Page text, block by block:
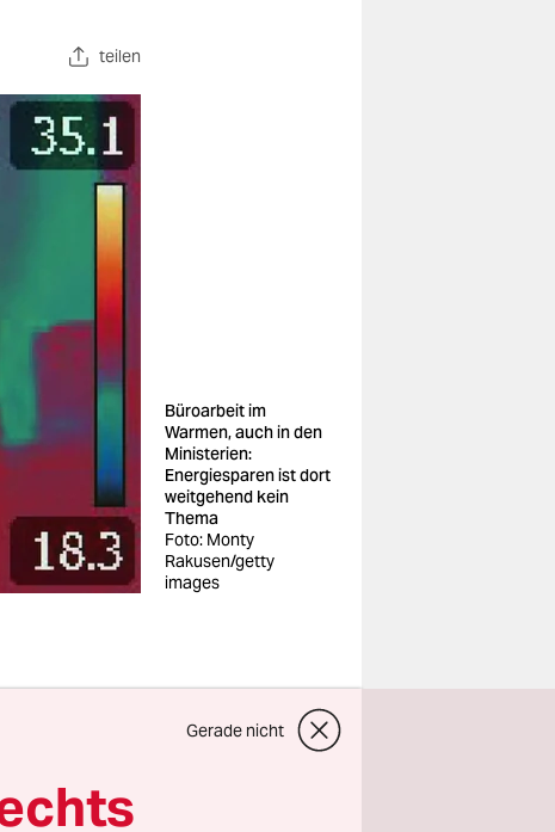
teilen
Büroarbeit im
Warmen, auch in den
Ministerien:
Energiesparen ist dort
weitgehend kein
Thema
Foto: Monty
Rakusen/getty
images
aus
Heizen
Gerade nicht